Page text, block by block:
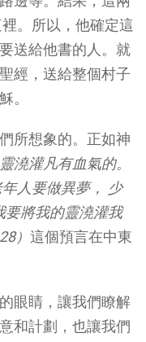
。所以，他確定這
送給他書的人。就
經，送給整個村子
。
所想象的。正如神
澆灌凡有血氣的。
人要做異夢， 少
要將我的靈澆灌我
） 這個預言在中東
眼睛，讓我們瞭解
和計劃，也讓我們